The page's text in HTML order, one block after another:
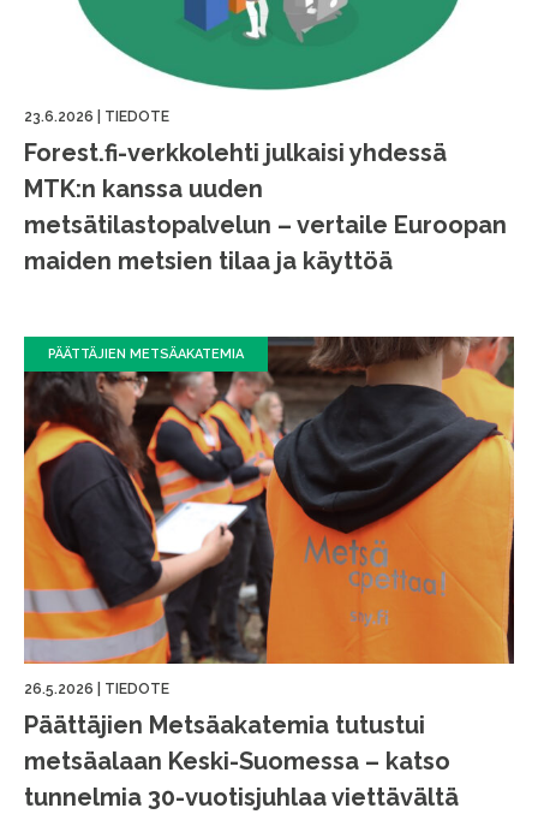
23.6.2026 TIEDOTE
Forest.fi-verkkolehti julkaisi yhdessä
MTK:n kanssa uuden
metsätilastopalvelun – vertaile Euroopan
maiden metsien tilaa ja käyttöä
PÄÄTTÄJIEN METSÄAKATEMIA
26.5.2026 TIEDOTE
Päättäjien Metsäakatemia tutustui
metsäalaan Keski-Suomessa – katso
tunnelmia 30-vuotisjuhlaa viettävältä